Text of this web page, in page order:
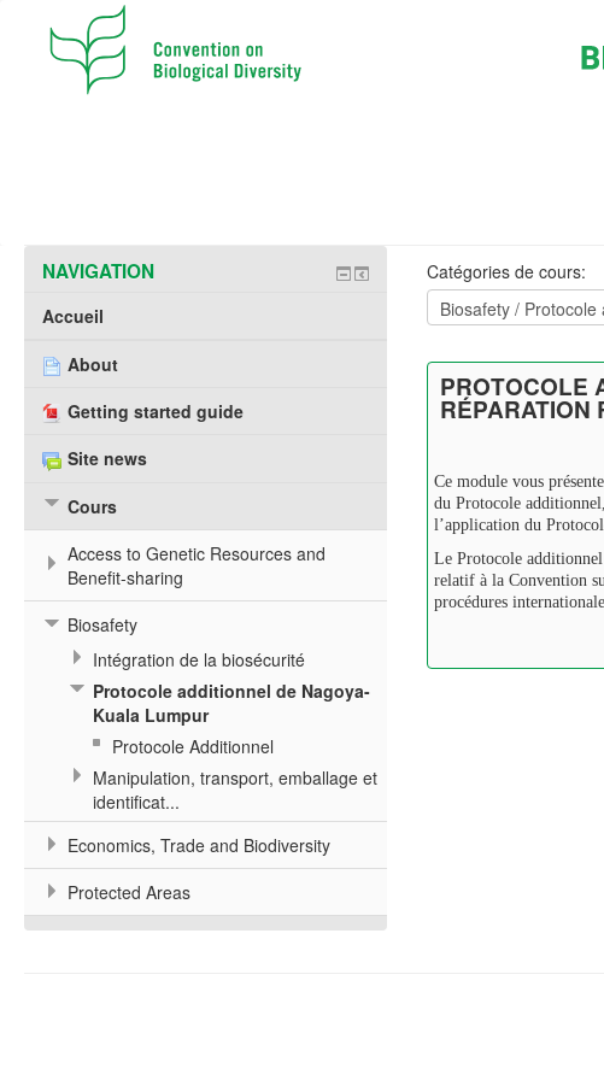
Catégories de cours:
PROTOCOLE
RÉPARATION
Ce module vous
du Protocole
l’application du
Le Protocole
relatif à la Convention
procédures
NAVIGATION
Accueil
About
Getting started guide
Site news
Cours
Access to Genetic Resources and
Benefit-sharing
Biosafety
Intégration de la biosécurité
Protocole additionnel de Nagoya-
Kuala Lumpur
Protocole Additionnel
Manipulation, transport, emballage et
identificat...
Economics, Trade and Biodiversity
Protected Areas